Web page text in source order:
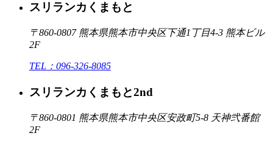
スリランカくまもと
〒860-0807 熊本県熊本市中央区下通1丁目4-3 熊本ビル
2F
TEL：096-326-8085
スリランカくまもと2nd
〒860-0801 熊本県熊本市中央区安政町5-8 天神弐番館
2F